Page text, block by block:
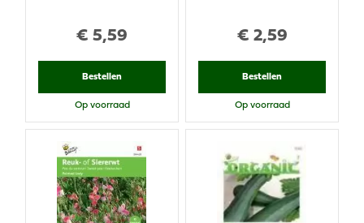
€ 5,59
Bestellen
Op voorraad
€ 2,59
Bestellen
Op voorraad